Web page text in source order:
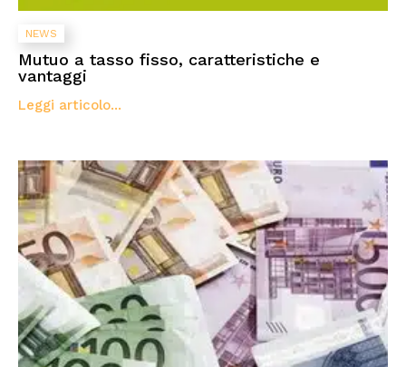
NEWS
Mutuo a tasso fisso, caratteristiche e
vantaggi
Leggi articolo...